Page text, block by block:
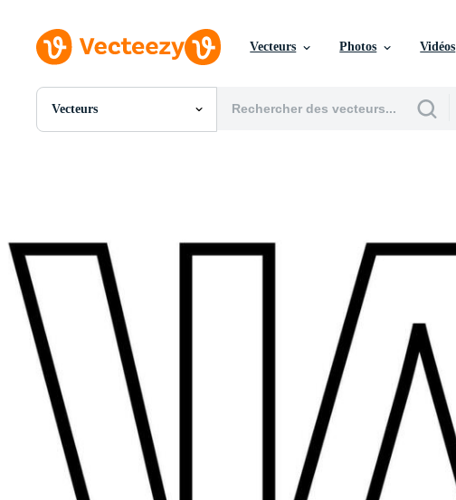
Vecteurs Photos Vidéos
Vecteurs
Toutes Images
Vecteurs
Vidéos
Motion graphics
Images Éditoriales
Événements Éditoriaux